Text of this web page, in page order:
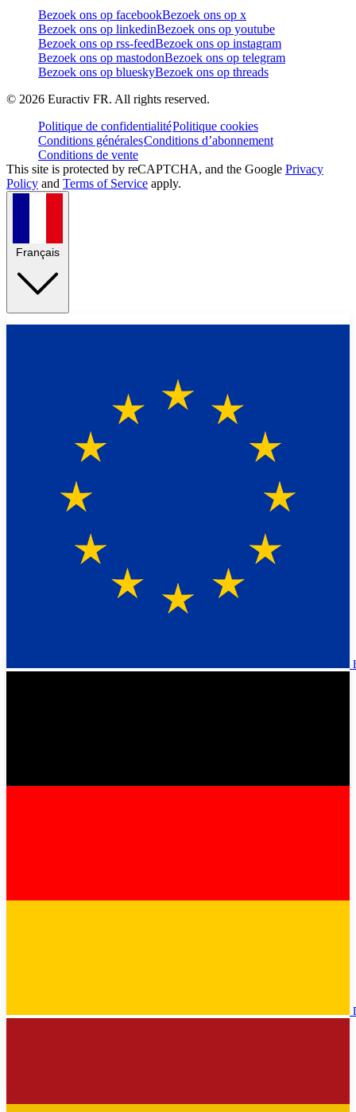
Bezoek ons op facebookBezoek ons op x
Bezoek ons op linkedinBezoek ons op youtube
Bezoek ons op rss-feedBezoek ons op instagram
Bezoek ons op mastodonBezoek ons op telegram
Bezoek ons op blueskyBezoek ons op threads
© 2026 Euractiv FR. All rights reserved.
Politique de confidentialitéPolitique cookies
Conditions généralesConditions d’abonnement
Conditions de vente
This site is protected by reCAPTCHA, and the Google Privacy
Policy and Terms of Service apply.
Français